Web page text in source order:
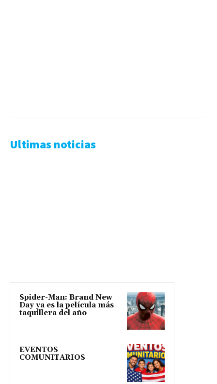
Ultimas noticias
Spider-Man: Brand New
Day ya es la película más
taquillera del año
EVENTOS
COMUNITARIOS